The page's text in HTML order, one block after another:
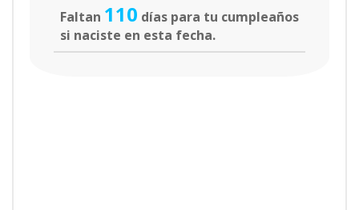
Faltan 110 días para tu cumpleaños
si naciste en esta fecha.